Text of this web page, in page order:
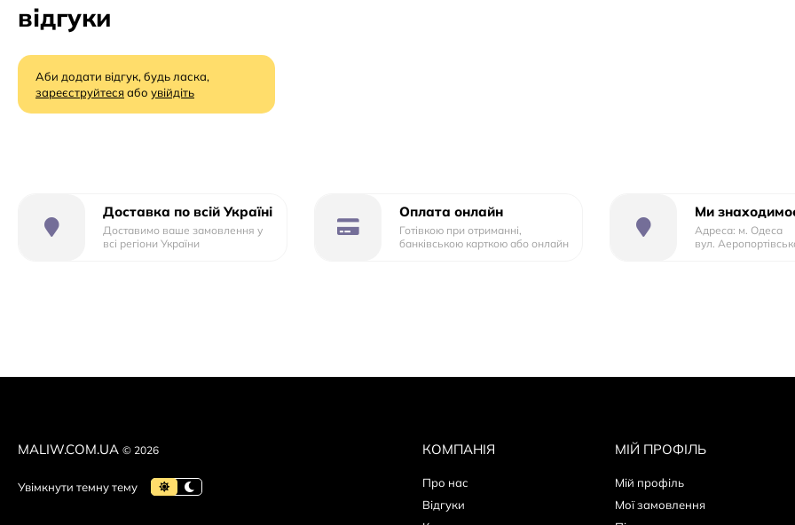
Розміри скриньки - 81*46*17см
Пол Для девочек
Регулировка подъема руля
ручка
Съемные подлокотники
відгуки
Аби додати відгук, будь ласка,
зареєструйтесяабо увійдіть
Доставка по всій Україні
Доставимо ваше замовлення у
всі регіони України
Оплата онлайн
Готівкою при отриманні,
банківською карткою або онлайн
Ми
Адреса: м. Одеса
вул.
MALIW.COM.UA © 2026 КОМПАНІЯ
Про нас
Відгуки
МІЙ ПРОФІЛЬ
Мій профіль
Мої замовлення